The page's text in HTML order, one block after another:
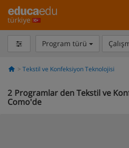
türkiye
Program türü
Tekstil ve Konfeksiyon Teknolojisi
2 Programlar den Tekstil ve
Como'de